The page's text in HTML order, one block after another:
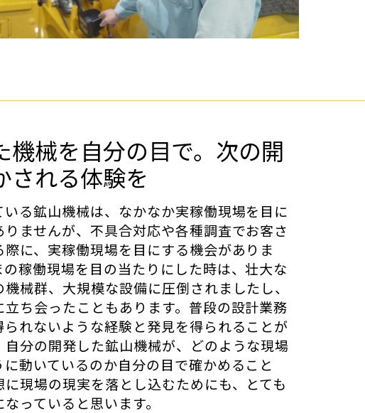
機械を自分の目で。次の開
される体験を
いる鉱山機械は、なかなか実稼働現場を目に
りませんが、不具合対応や各種調査でお客さ
際に、実稼働現場を目にする機会がありま
の稼働現場を目の当たりにした時は、壮大な
械群、大規模な設備に圧倒されましたし、
立ち会ったこともあります。普段の設計業務
られないような経験と発見を得られることが
自分の開発した鉱山機械が、どのような現場
に動いているのか自分の目で確かめること
に現場の現実を落とし込むためにも、とても
っていると思います。